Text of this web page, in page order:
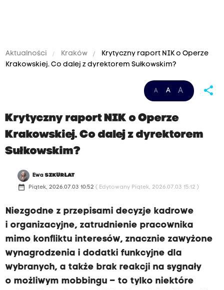
Aktualności Kraków
Krytyczny raport NIK o Operze
Krakowskiej. Co dalej z dyrektorem Sułkowskim?
A A A share
Krytyczny raport NIK o Operze
Krakowskiej. Co dalej z dyrektorem
Sułkowskim?
EwaSZKURŁAT
date_range Piątek, 2026.07.03 10:52 ( Edytowany Piątek, 2026.07.03 15:12 )
Niezgodne z przepisami decyzje kadrowe
i organizacyjne, zatrudnienie pracownika
mimo konfliktu interesów, znacznie zawyżone
wynagrodzenia i dodatki funkcyjne dla
wybranych, a także brak reakcji na sygnały
o możliwym mobbingu – to tylko niektóre